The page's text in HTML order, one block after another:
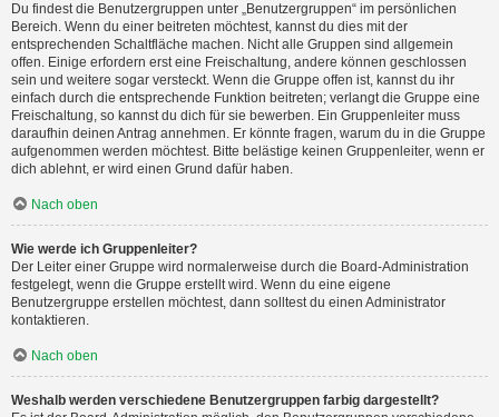
Du findest die Benutzergruppen unter „Benutzergruppen“ im persönlichen
Bereich. Wenn du einer beitreten möchtest, kannst du dies mit der
entsprechenden Schaltfläche machen. Nicht alle Gruppen sind allgemein
offen. Einige erfordern erst eine Freischaltung, andere können geschlossen
sein und weitere sogar versteckt. Wenn die Gruppe offen ist, kannst du ihr
einfach durch die entsprechende Funktion beitreten; verlangt die Gruppe eine
Freischaltung, so kannst du dich für sie bewerben. Ein Gruppenleiter muss
daraufhin deinen Antrag annehmen. Er könnte fragen, warum du in die Gruppe
aufgenommen werden möchtest. Bitte belästige keinen Gruppenleiter, wenn er
dich ablehnt, er wird einen Grund dafür haben.
Nach oben
Wie werde ich Gruppenleiter?
Der Leiter einer Gruppe wird normalerweise durch die Board-Administration
festgelegt, wenn die Gruppe erstellt wird. Wenn du eine eigene
Benutzergruppe erstellen möchtest, dann solltest du einen Administrator
kontaktieren.
Nach oben
Weshalb werden verschiedene Benutzergruppen farbig dargestellt?